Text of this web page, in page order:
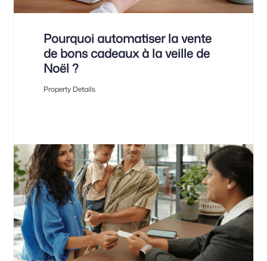
Pourquoi automatiser la vente
de bons cadeaux à la veille de
Noël ?
Property Details